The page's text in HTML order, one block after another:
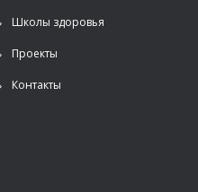
Школы здоровья
Проекты
Контакты